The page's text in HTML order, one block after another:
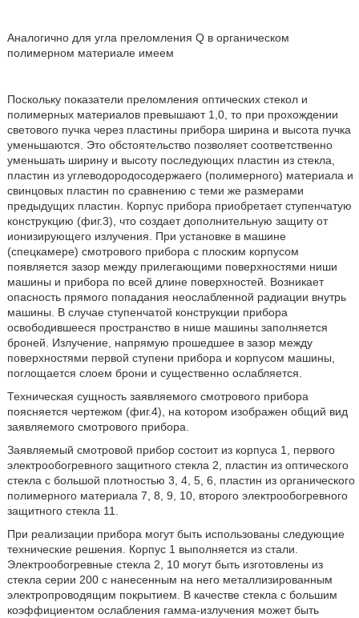
Аналогично для угла преломления Q в органическом
полимерном материале имеем
Поскольку показатели преломления оптических стекол и
полимерных материалов превышают 1,0, то при прохождении
светового пучка через пластины прибора ширина и высота пучка
уменьшаются. Это обстоятельство позволяет соответственно
уменьшать ширину и высоту последующих пластин из стекла,
пластин из углеводородосодержаего (полимерного) материала и
свинцовых пластин по сравнению с теми же размерами
предыдущих пластин. Корпус прибора приобретает ступенчатую
конструкцию (фиг.3), что создает дополнительную защиту от
ионизирующего излучения. При установке в машине
(спецкамере) смотрового прибора с плоским корпусом
появляется зазор между прилегающими поверхностями ниши
машины и прибора по всей длине поверхностей. Возникает
опасность прямого попадания неослабленной радиации внутрь
машины. В случае ступенчатой конструкции прибора
освободившееся пространство в нише машины заполняется
броней. Излучение, напрямую прошедшее в зазор между
поверхностями первой ступени прибора и корпусом машины,
поглощается слоем брони и существенно ослабляется.
Техническая сущность заявляемого смотрового прибора
поясняется чертежом (фиг.4), на котором изображен общий вид
заявляемого смотрового прибора.
Заявляемый смотровой прибор состоит из корпуса 1, первого
электрообогревного защитного стекла 2, пластин из оптического
стекла с большой плотностью 3, 4, 5, 6, пластин из органического
полимерного материала 7, 8, 9, 10, второго электрообогревного
защитного стекла 11.
При реализации прибора могут быть использованы следующие
технические решения. Корпус 1 выполняется из стали.
Электрообогревные стекла 2, 10 могут быть изготовлены из
стекла серии 200 с нанесенным на него металлизированным
электропроводящим покрытием. В качестве стекла с большим
коэффициентом ослабления гамма-излучения может быть